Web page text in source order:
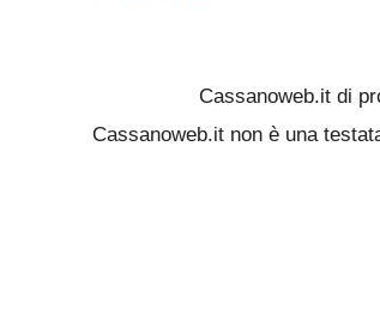
Cassanoweb.it di
Cassanoweb.it non è una